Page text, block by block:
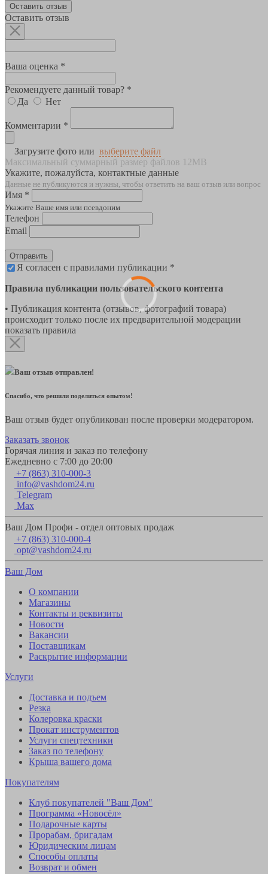
Оставить отзыв
Оставить отзыв
Ваша оценка *
Рекомендуете данный товар? *
Да
Нет
Комментарии *
Загрузите фото или выберите файл
Максимальный суммарный размер файлов 12MB
Укажите, пожалуйста, контактные данные
Данные не публикуются и нужны, чтобы ответить на ваш отзыв или вопрос
Имя *
Укажите Ваше имя или псевдоним
Телефон
Email
Отправить
Я согласен с правилами публикации *
Правила публикации пользовательского контента
• Публикация контента (отзывов, фотографий товара)
происходит только после их предварительной модерации
показать правила
Ваш отзыв отправлен!
Спасибо, что решили поделиться опытом!
Ваш отзыв будет опубликован после проверки модератором.
Заказать звонок
Горячая линия и заказ по телефону
Ежедневно с 7:00 до 20:00
+7 (863) 310-000-3
info@vashdom24.ru
Telegram
Max
Ваш Дом Профи - отдел оптовых продаж
+7 (863) 310-000-4
opt@vashdom24.ru
Ваш Дом
О компании
Магазины
Контакты и реквизиты
Новости
Вакансии
Поставщикам
Раскрытие информации
Услуги
Доставка и подъем
Резка
Колеровка краски
Прокат инструментов
Услуги спецтехники
Заказ по телефону
Крыша вашего дома
Покупателям
Клуб покупателей "Ваш Дом"
Программа «Новосёл»
Подарочные карты
Прорабам, бригадам
Юридическим лицам
Способы оплаты
Возврат и обмен